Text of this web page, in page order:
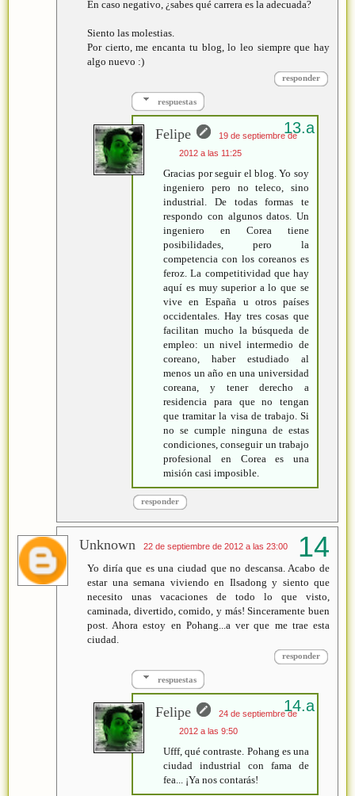
En caso negativo, ¿sabes qué carrera es la adecuada?
Siento las molestias.
Por cierto, me encanta tu blog, lo leo siempre que hay
algo nuevo :)
responder
respuestas
Felipe
19 de septiembre de
2012 a las 11:25
Gracias por seguir el blog. Yo soy
ingeniero pero no teleco, sino
industrial. De todas formas te
respondo con algunos datos. Un
ingeniero en Corea tiene
posibilidades, pero la
competencia con los coreanos es
feroz. La competitividad que hay
aquí es muy superior a lo que se
vive en España u otros países
occidentales. Hay tres cosas que
facilitan mucho la búsqueda de
empleo: un nivel intermedio de
coreano, haber estudiado al
menos un año en una universidad
coreana, y tener derecho a
residencia para que no tengan
que tramitar la visa de trabajo. Si
no se cumple ninguna de estas
condiciones, conseguir un trabajo
profesional en Corea es una
misión casi imposible.
responder
Unknown 22 de septiembre de 2012 a las 23:00
Yo diría que es una ciudad que no descansa. Acabo de
estar una semana viviendo en Ilsadong y siento que
necesito unas vacaciones de todo lo que visto,
caminada, divertido, comido, y más! Sinceramente buen
post. Ahora estoy en Pohang...a ver que me trae esta
ciudad.
responder
respuestas
Felipe
24 de septiembre de
2012 a las 9:50
Ufff, qué contraste. Pohang es una
ciudad industrial con fama de
fea... ¡Ya nos contarás!